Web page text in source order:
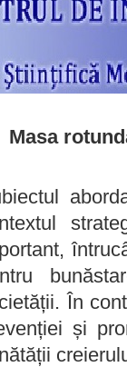
Masa
În
și